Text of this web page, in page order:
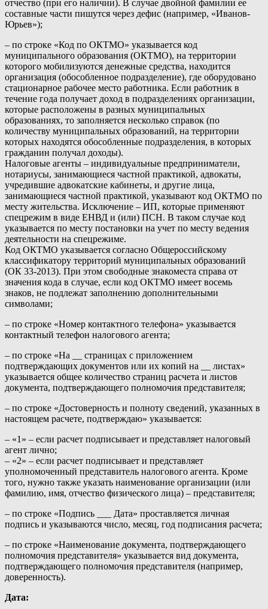
отчество (при его наличии). В случае двойной фамилии ее
составные части пишутся через дефис (например, «Иванов-
Юрьев»);
– по строке «Код по ОКТМО» указывается код
муниципального образования (ОКТМО), на территории
которого мобилизуются денежные средства, находится
организация (обособленное подразделение), где оборудовано
стационарное рабочее место работника. Если работник в
течение года получает доход в подразделениях организации,
которые расположены в разных муниципальных
образованиях, то заполняется несколько справок (по
количеству муниципальных образований, на территории
которых находятся обособленные подразделения, в которых
гражданин получал доходы).
Налоговые агенты – индивидуальные предприниматели,
нотариусы, занимающиеся частной практикой, адвокаты,
учредившие адвокатские кабинеты, и другие лица,
занимающиеся частной практикой, указывают код ОКТМО по
месту жительства. Исключение – ИП, которые применяют
спецрежим в виде ЕНВД и (или) ПСН. В таком случае код
указывается по месту постановки на учет по месту ведения
деятельности на спецрежиме.
Код ОКТМО указывается согласно Общероссийскому
классификатору территорий муниципальных образований
(ОК 33-2013). При этом свободные знакоместа справа от
значения кода в случае, если код ОКТМО имеет восемь
знаков, не подлежат заполнению дополнительными
символами;
– по строке «Номер контактного телефона» указывается
контактный телефон налогового агента;
– по строке «На __ страницах с приложением
подтверждающих документов или их копий на __ листах»
указывается общее количество страниц расчета и листов
документа, подтверждающего полномочия представителя;
– по строке «Достоверность и полноту сведений, указанных в
настоящем расчете, подтверждаю» указывается:
– «1» – если расчет подписывает и представляет налоговый
агент лично;
– «2» – если расчет подписывает и представляет
уполномоченный представитель налогового агента. Кроме
того, нужно также указать наименование организации (или
фамилию, имя, отчество физического лица) – представителя;
– по строке «Подпись ___ Дата» проставляется личная
подпись и указываются число, месяц, год подписания расчета;
– по строке «Наименование документа, подтверждающего
полномочия представителя» указывается вид документа,
подтверждающего полномочия представителя (например,
доверенность).
Дата: